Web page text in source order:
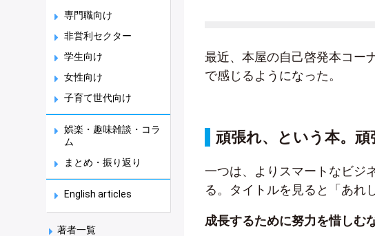
専門職向け
非営利セクター
学生向け
女性向け
子育て世代向け
娯楽・趣味雑談・コラ
ム
まとめ・振り返り
English articles
著者一覧
最近、本屋の自己啓発本コー
で感じるようになった。
頑張れ、という本。頑
一つは、よりスマートなビジ
る。タイトルを見ると「あれ
成長するために努力を惜しむな